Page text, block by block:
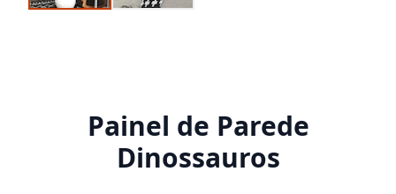
Painel de Parede
Dinossauros